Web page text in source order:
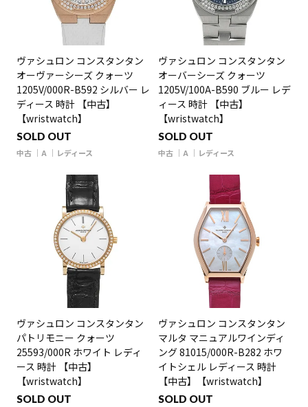
ヴァシュロン コンスタンタン
オーヴァーシーズ クォーツ
1205V/000R-B592 シルバー レ
ディース 時計 【中古】
【wristwatch】
SOLD OUT
中古 A レディース
ヴァシュロン コンスタンタン
オーバーシーズ クォーツ
1205V/100A-B590 ブルー レデ
ィース 時計 【中古】
【wristwatch】
SOLD OUT
中古 A レディース
ヴァシュロン コンスタンタン
パトリモニー クォーツ
25593/000R ホワイト レディ
ース 時計 【中古】
【wristwatch】
SOLD OUT
ヴァシュロン コンスタンタン
マルタ マニュアルワインディ
ング 81015/000R-B282 ホワ
イトシェル レディース 時計
【中古】【wristwatch】
SOLD OUT